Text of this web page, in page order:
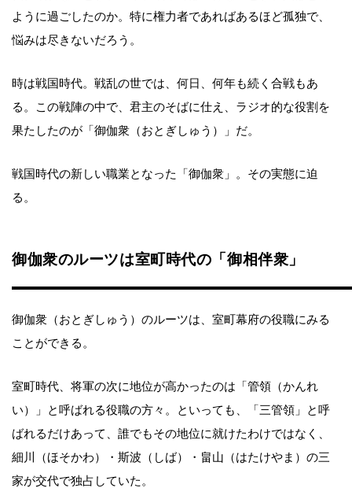
ように過ごしたのか。特に権力者であればあるほど孤独で、
悩みは尽きないだろう。
時は戦国時代。戦乱の世では、何日、何年も続く合戦もあ
る。この戦陣の中で、君主のそばに仕え、ラジオ的な役割を
果たしたのが「御伽衆（おとぎしゅう）」だ。
戦国時代の新しい職業となった「御伽衆」。その実態に迫
る。
御伽衆のルーツは室町時代の「御相伴衆」
御伽衆（おとぎしゅう）のルーツは、室町幕府の役職にみる
ことができる。
室町時代、将軍の次に地位が高かったのは「管領（かんれ
い）」と呼ばれる役職の方々。といっても、「三管領」と呼
ばれるだけあって、誰でもその地位に就けたわけではなく、
細川（ほそかわ）・斯波（しば）・畠山（はたけやま）の三
家が交代で独占していた。